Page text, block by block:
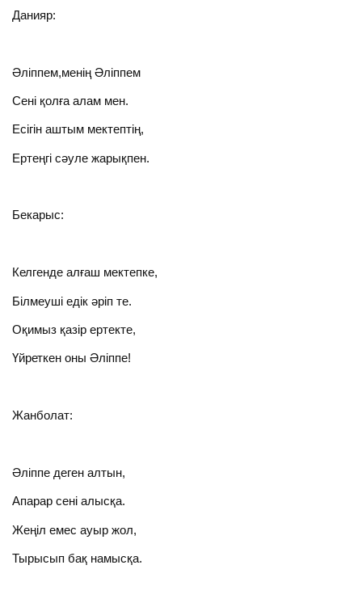
Данияр:
Әліппем,менің Әліппем
Сені қолға алам мен.
Есігін аштым мектептің,
Ертеңгі сәуле жарықпен.
Бекарыс:
Келгенде алғаш мектепке,
Білмеуші едік әріп те.
Оқимыз қазір ертекте,
Үйреткен оны Әліппе!
Жанболат:
Әліппе деген алтын,
Апарар сені алысқа.
Жеңіл емес ауыр жол,
Тырысып бақ намысқа.